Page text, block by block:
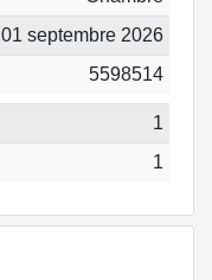
01 septembre 2026
5598514
1
1